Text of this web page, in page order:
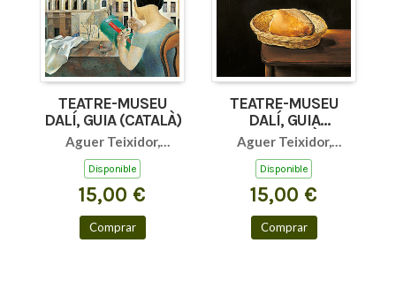
TEATRE-MUSEU
DALÍ, GUIA (CATALÀ)
Aguer Teixidor,
Montse / Pitxot Soler,
Antoni / Puig
Castellano, Jordi
Disponible
15,00 €
Comprar
TEATRE-MUSEU
DALÍ, GUIA
(CASTELLÀ)
Aguer Teixidor,
Montse / Pitxot Soler,
Antoni / Puig
Castellano, Jordi
Disponible
15,00 €
Comprar